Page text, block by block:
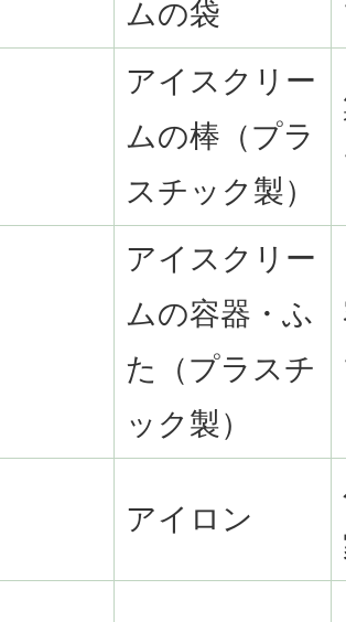
ムの袋
アイスクリー
ムの棒（プラ
スチック製）
アイスクリー
ムの容器・ふ
た（プラスチ
ック製）
アイロン